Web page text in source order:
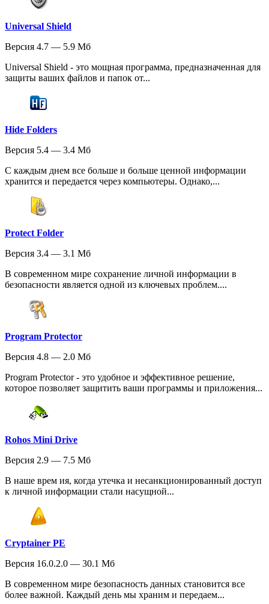
Universal Shield
Версия 4.7 — 5.9 Мб
Universal Shield - это мощная программа, предназначенная для
защиты ваших файлов и папок от...
Hide Folders
Версия 5.4 — 3.4 Мб
С каждым днем все больше и больше ценной информации
хранится и передается через компьютеры. Однако,...
Protect Folder
Версия 3.4 — 3.1 Мб
В современном мире сохранение личной информации в
безопасности является одной из ключевых проблем....
Program Protector
Версия 4.8 — 2.0 Мб
Program Protector - это удобное и эффективное решение,
которое позволяет защитить ваши программы и приложения...
Rohos Mini Drive
Версия 2.9 — 7.5 Мб
В наше врем ия, когда утечка и несанкционированный доступ
к личной информации стали насущной...
Cryptainer PE
Версия 16.0.2.0 — 30.1 Мб
В современном мире безопасность данных становится все
более важной. Каждый день мы храним и передаем...